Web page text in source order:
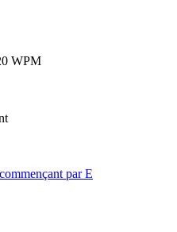
WPM
par E